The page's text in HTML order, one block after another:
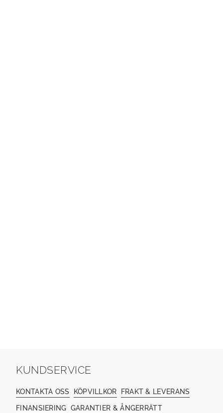
KUNDSERVICE
KONTAKTA OSS KÖPVILLKOR FRAKT & LEVERANS
FINANSIERING GARANTIER & ÅNGERRÄTT